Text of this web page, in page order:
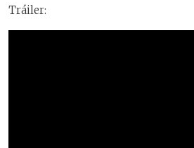
Tráiler: